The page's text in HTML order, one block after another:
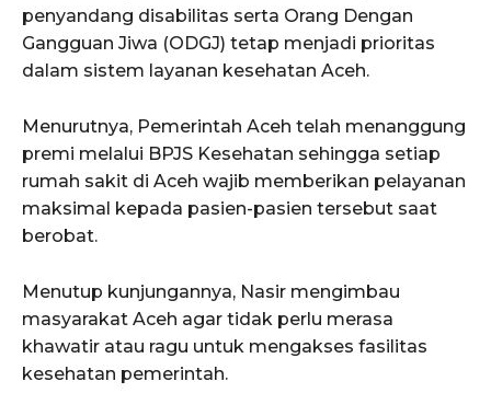
ACEHKINI.ID
Situs Berita Aceh Terkini
penyandang disabilitas serta Orang Dengan
Gangguan Jiwa (ODGJ) tetap menjadi prioritas
dalam sistem layanan kesehatan Aceh.
Menurutnya, ​Pemerintah Aceh telah menanggung
premi melalui BPJS Kesehatan sehingga setiap
rumah sakit di Aceh wajib memberikan pelayanan
maksimal kepada pasien-pasien tersebut saat
berobat.
​Menutup kunjungannya, Nasir mengimbau
masyarakat Aceh agar tidak perlu merasa
khawatir atau ragu untuk mengakses fasilitas
kesehatan pemerintah.